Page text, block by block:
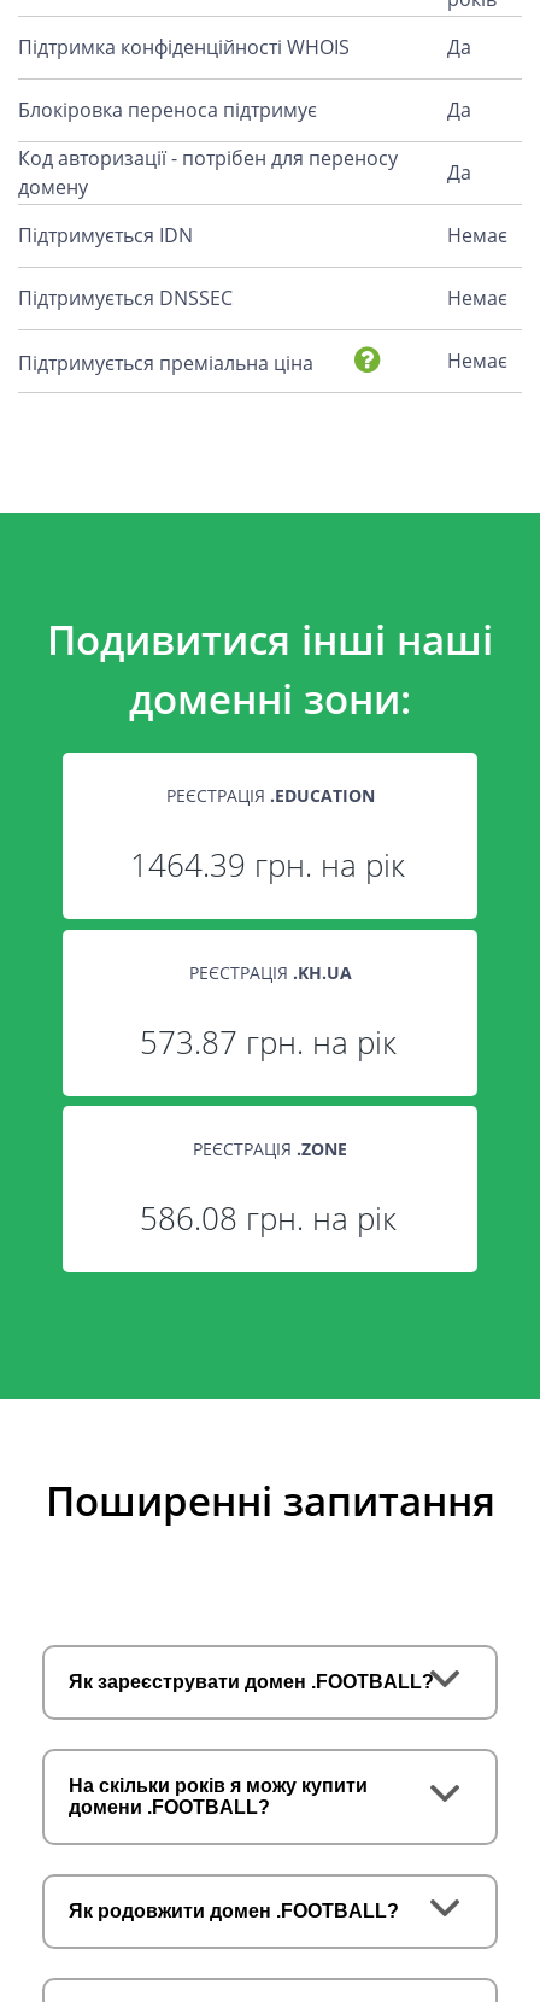
Підтримка конфіденційності WHOIS
Да
Блокіровка переноса підтримує
Да
Код авторизації - потрібен для переносу
домену
Да
Підтримується IDN Немає
Підтримується DNSSEC Немає
Підтримується преміальна ціна Немає
Подивитися інші наші
доменні зони:
РЕЄСТРАЦІЯ .EDUCATION
1464.39 грн. на рік
РЕЄСТРАЦІЯ .KH.UA
573.87 грн. на рік
РЕЄСТРАЦІЯ .ZONE
586.08 грн. на рік
Поширенні запитання
Як зареєструвати домен .FOOTBALL?
На скільки років я можу купити
домени .FOOTBALL?
Як родовжити домен .FOOTBALL?